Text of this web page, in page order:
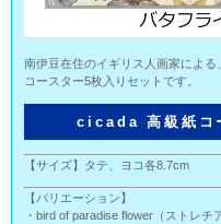
南伊豆在住のイギリス人画家によ
コースター5枚入りセットです。
cicada 高級紙コ
【サイズ】タテ、ヨコ各8.7cm
【バリエーション】
・bird of paradise flower（ストレチ